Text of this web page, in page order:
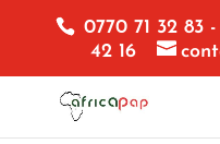
0770 71 32 83
42 16